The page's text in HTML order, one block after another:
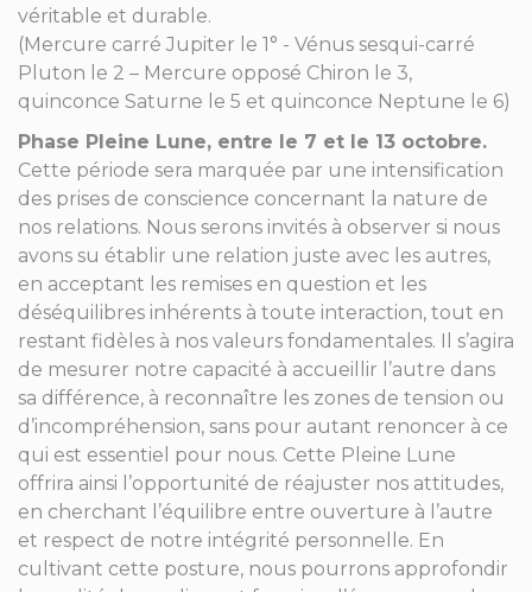
véritable et durable.
(Mercure carré Jupiter le 1° - Vénus sesqui-carré
Pluton le 2 – Mercure opposé Chiron le 3,
quinconce Saturne le 5 et quinconce Neptune le 6)
Phase Pleine Lune, entre le 7 et le 13 octobre.
Cette période sera marquée par une intensification
des prises de conscience concernant la nature de
nos relations. Nous serons invités à observer si nous
avons su établir une relation juste avec les autres,
en acceptant les remises en question et les
déséquilibres inhérents à toute interaction, tout en
restant fidèles à nos valeurs fondamentales. Il s’agira
de mesurer notre capacité à accueillir l’autre dans
sa différence, à reconnaître les zones de tension ou
d’incompréhension, sans pour autant renoncer à ce
qui est essentiel pour nous. Cette Pleine Lune
offrira ainsi l’opportunité de réajuster nos attitudes,
en cherchant l’équilibre entre ouverture à l’autre
et respect de notre intégrité personnelle. En
cultivant cette posture, nous pourrons approfondir